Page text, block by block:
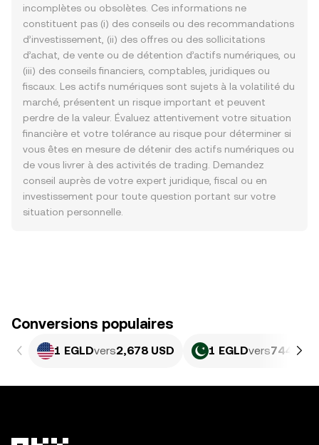
incomplètes ou obsolètes. Ces informations ne
constituent pas (i) des conseils ou des recommandations
d’investissement, (ii) des offres ou des sollicitations
d’achat, de vente ou de détention d’actifs numériques, ou
(iii) des conseils financiers, comptables, juridiques ou
fiscaux. Les actifs numériques sont sujets à la volatilité du
marché, présentent un risque important et peuvent
perdre de la valeur. Évaluez attentivement votre situation
financière et votre tolérance au risque pour déterminer si
vous êtes en mesure de détenir des actifs numériques ou
de vous livrer à des activités de trading. Demandez
conseil auprès de votre expert juridique, fiscal ou en
investissement pour toute question portant sur votre
situation personnelle.
Conversions populaires
1 EGLDvers2,678 USD 1 EGLDvers744,59